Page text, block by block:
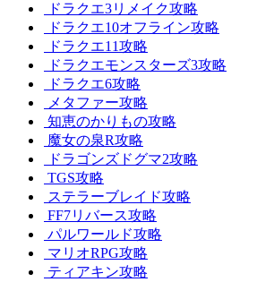
ドラクエ3リメイク攻略
ドラクエ10オフライン攻略
ドラクエ11攻略
ドラクエモンスターズ3攻略
ドラクエ6攻略
メタファー攻略
知恵のかりもの攻略
魔女の泉R攻略
ドラゴンズドグマ2攻略
TGS攻略
ステラーブレイド攻略
FF7リバース攻略
パルワールド攻略
マリオRPG攻略
ティアキン攻略